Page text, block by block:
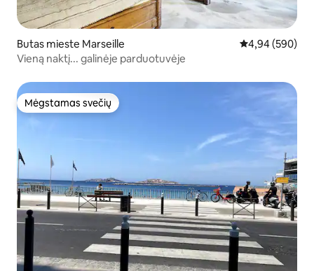
Butas mieste Marseille Vidutinis
4,94 (590)
Vieną naktį... galinėje parduotuvėje
Mėgstamas svečių
Mėgstamas svečių